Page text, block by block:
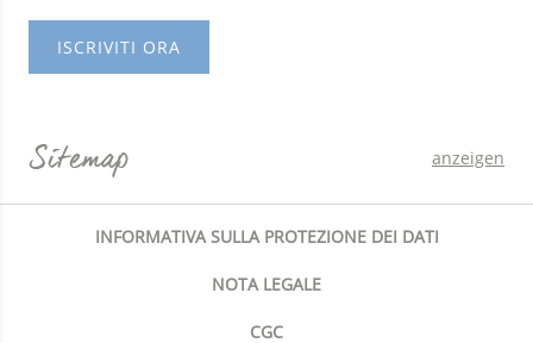
ISCRIVITI ORA
Sitemap anzeigen
INFORMATIVA SULLA PROTEZIONE DEI DATI
NOTA LEGALE
CGC